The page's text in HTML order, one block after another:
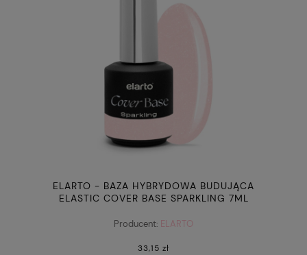
ELARTO - BAZA HYBRYDOWA BUDUJĄCA
ELASTIC COVER BASE SPARKLING 7ML
Producent: ELARTO
33,15 zł